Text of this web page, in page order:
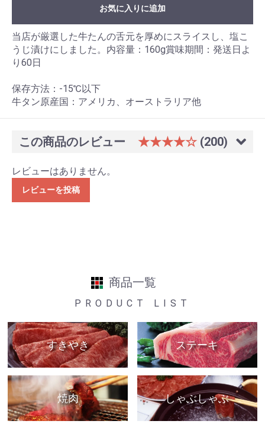
お気に入りに追加
当店が厳選した牛たんの舌元を厚めにスライスし、塩こ
うじ漬けにしました。内容量：160g賞味期間：発送日よ
り60日
保存方法：-15℃以下
牛タン原産国：アメリカ、オーストラリア他
この商品のレビュー ★★★★☆ (200)
レビューはありません。
レビューを投稿
商品一覧
PRODUCT LIST
すきやき ステーキ
焼肉 しゃぶしゃぶ